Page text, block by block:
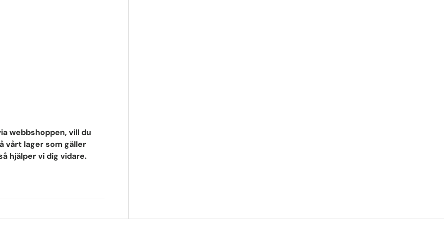
webbshoppen, vill du
vårt lager som gäller
hjälper vi dig vidare.